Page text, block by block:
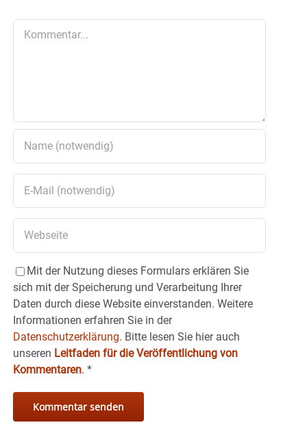
Mit der Nutzung dieses Formulars erklären Sie
sich mit der Speicherung und Verarbeitung Ihrer
Daten durch diese Website einverstanden. Weitere
Informationen erfahren Sie in der
Datenschutzerklärung. Bitte lesen Sie hier auch
unseren Leitfaden für die Veröffentlichung von
Kommentaren. *